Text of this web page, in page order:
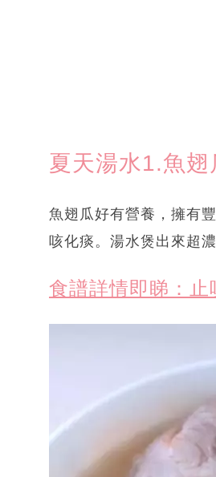
夏天湯水1.魚
魚翅瓜好有營養，擁有
咳化痰。湯水煲出來超
食譜詳情即睇：